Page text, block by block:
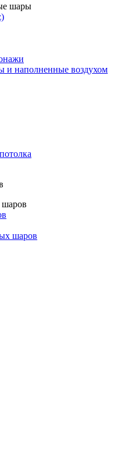
шары
и наполненные воздухом
шаров